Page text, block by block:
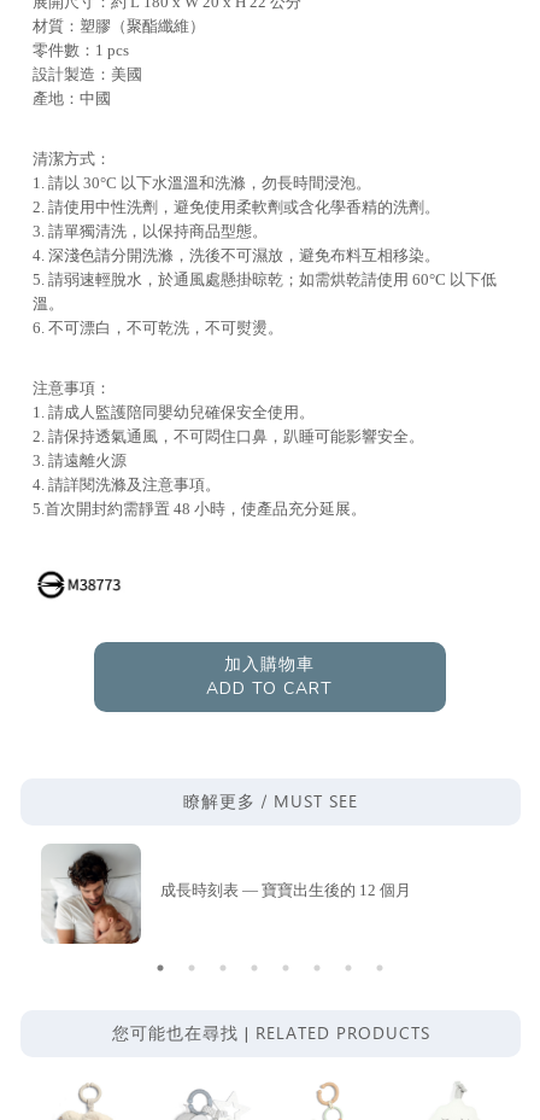
材質：塑膠（聚酯纖維）
零件數：1 pcs
設計製造：美國
產地：中國
清潔方式：
1. 請以 30°C 以下水溫溫和洗滌，勿長時間浸泡。
2. 請使用中性洗劑，避免使用柔軟劑或含化學香精的洗劑。
3. 請單獨清洗，以保持商品型態。
4. 深淺色請分開洗滌，洗後不可濕放，避免布料互相移染。
5. 請弱速輕脫水，於通風處懸掛晾乾；如需烘乾請使用 60°C 以下低
溫。
6. 不可漂白，不可乾洗，不可熨燙。
注意事項：
1. 請成人監護陪同嬰幼兒確保安全使用。
2. 請保持透氣通風，不可悶住口鼻，趴睡可能影響安全。
3. 請遠離火源
4. 請詳閱洗滌及注意事項。
5.首次開封約需靜置 48 小時，使產品充分延展。
加入購物車
ADD TO CART
瞭解更多 / MUST SEE
成長時刻表 — 寶寶出生後的 12 個月
您可能也在尋找 | RELATED PRODUCTS